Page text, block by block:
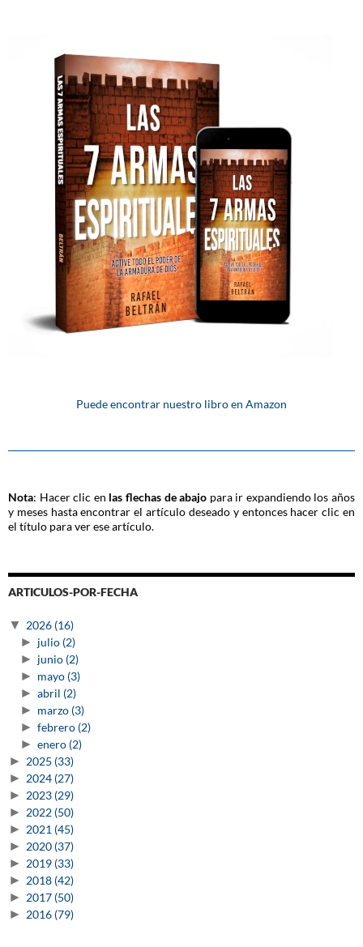
Puede encontrar nuestro libro en Amazon
Nota: Hacer clic en las flechas de abajo para ir expandiendo los años
y meses hasta encontrar el artículo deseado y entonces hacer clic en
el título para ver ese artículo.
ARTICULOS-POR-FECHA
▼ 2026 (16)
► julio (2)
► junio (2)
► mayo (3)
► abril (2)
► marzo (3)
► febrero (2)
► enero (2)
► 2025 (33)
► 2024 (27)
► 2023 (29)
► 2022 (50)
► 2021 (45)
► 2020 (37)
► 2019 (33)
► 2018 (42)
► 2017 (50)
► 2016 (79)